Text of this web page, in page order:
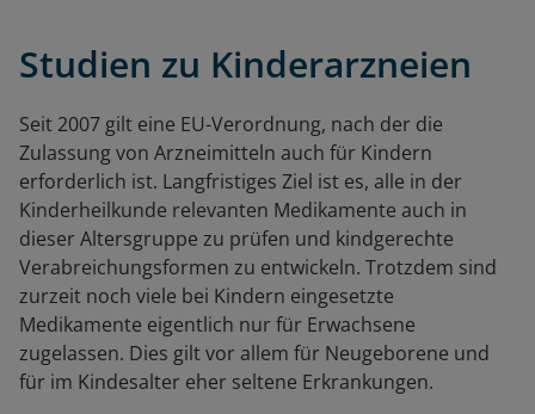
Studien zu Kinderarzneien
Seit 2007 gilt eine EU-Verordnung, nach der die
Zulassung von Arzneimitteln auch für Kindern
erforderlich ist. Langfristiges Ziel ist es, alle in der
Kinderheilkunde relevanten Medikamente auch in
dieser Altersgruppe zu prüfen und kindgerechte
Verabreichungsformen zu entwickeln. Trotzdem sind
zurzeit noch viele bei Kindern eingesetzte
Medikamente eigentlich nur für Erwachsene
zugelassen. Dies gilt vor allem für Neugeborene und
für im Kindesalter eher seltene Erkrankungen.